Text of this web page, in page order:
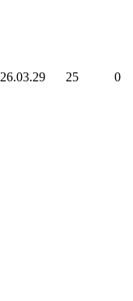
26.03.29 25 0